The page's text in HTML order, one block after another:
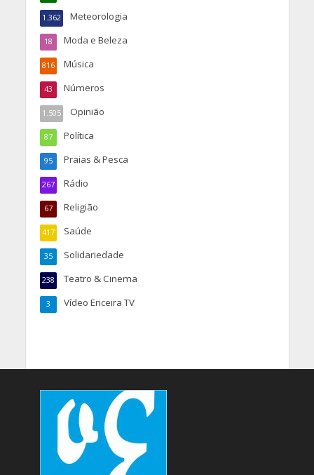
Meteorologia
1.362
Moda e Beleza
18
Música
816
Números
43
Opinião
1.505
Política
87
Praias & Pesca
95
Rádio
267
Religião
67
Saúde
417
Solidariedade
35
Teatro & Cinema
238
Vídeo Ericeira TV
3